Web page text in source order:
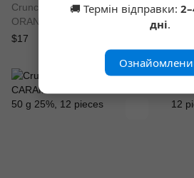
Crunch Bar CHOCOLATE
ORANGE WITHOUT SUGAR
50 g 25%
$17
🚚 Термін відправки:
дні.